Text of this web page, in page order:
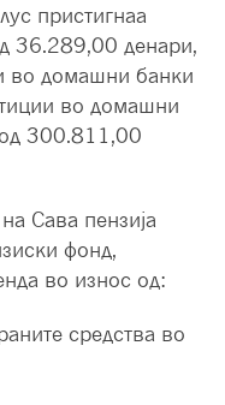
пристигнаа
36.289,00 денари,
во домашни банки
во домашни
300.811,00
Сава пензија
фонд,
во износ од:
средства во